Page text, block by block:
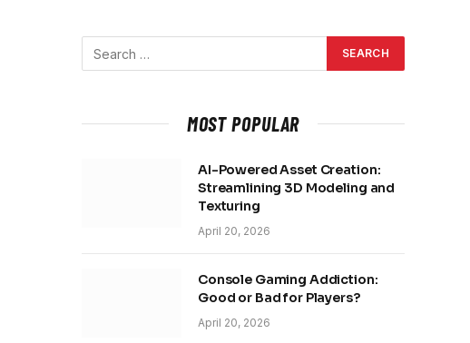
MOST POPULAR
AI-Powered Asset Creation:
Streamlining 3D Modeling and
Texturing
April 20, 2026
Console Gaming Addiction:
Good or Bad for Players?
April 20, 2026